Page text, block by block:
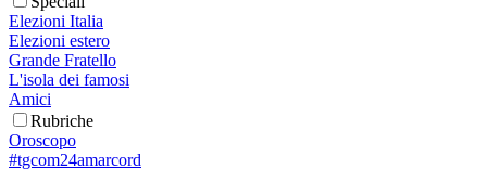
Elezioni Italia
Elezioni estero
Grande Fratello
L'isola dei famosi
Amici
Rubriche
Oroscopo
#tgcom24amarcord